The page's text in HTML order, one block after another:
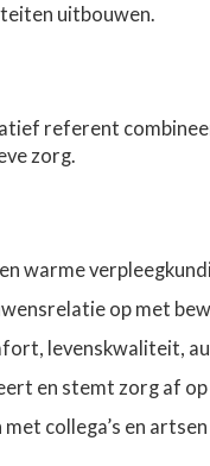
uitbouwen.
referent
zorg.
warme
op met
levenskwaliteit,
en stemt zorg af
collega’s en